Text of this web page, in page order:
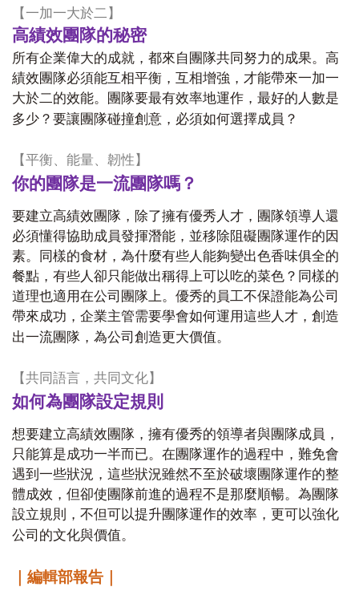
【一加一大於二 】
高績效團隊的秘密
所有企業偉大的成就，都來自團隊共同努力的成果。高
績效團隊必須能互相平衡，互相增強，才能帶來一加一
大於二的效能。團隊要最有效率地運作，最好的人數是
多少？要讓團隊碰撞創意，必須如何選擇成員？
【平衡、能量、韌性】
你的團隊是一流團隊嗎？
要建立高績效團隊，除了擁有優秀人才，團隊領導人還
必須懂得協助成員發揮潛能，並移除阻礙團隊運作的因
素。同樣的食材，為什麼有些人能夠變出色香味俱全的
餐點，有些人卻只能做出稱得上可以吃的菜色？同樣的
道理也適用在公司團隊上。優秀的員工不保證能為公司
帶來成功，企業主管需要學會如何運用這些人才，創造
出一流團隊，為公司創造更大價值。
【共同語言，共同文化】
如何為團隊設定規則
想要建立高績效團隊，擁有優秀的領導者與團隊成員，
只能算是成功一半而已。在團隊運作的過程中，難免會
遇到一些狀況，這些狀況雖然不至於破壞團隊運作的整
體成效，但卻使團隊前進的過程不是那麼順暢。為團隊
設立規則，不但可以提升團隊運作的效率，更可以強化
公司的文化與價值。
｜編輯部報告｜